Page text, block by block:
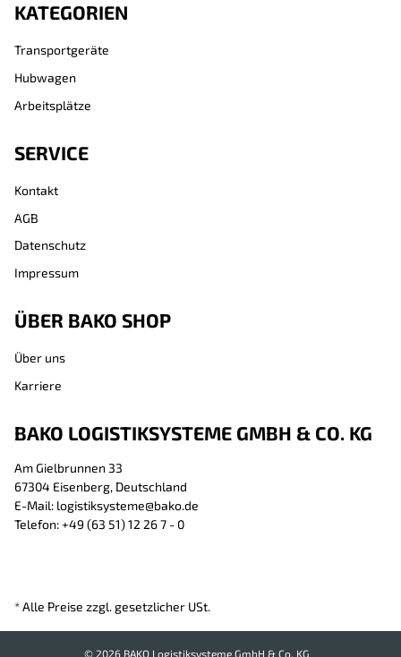
KATEGORIEN
Transportgeräte
Hubwagen
Arbeitsplätze
SERVICE
Kontakt
AGB
Datenschutz
Impressum
ÜBER BAKO SHOP
Über uns
Karriere
BAKO LOGISTIKSYSTEME GMBH & CO. KG
Am Gielbrunnen 33
67304 Eisenberg, Deutschland
E-Mail: logistiksysteme@bako.de
Telefon: +49 (63 51) 12 26 7 - 0
* Alle Preise zzgl. gesetzlicher USt.
© 2026 BAKO Logistiksysteme GmbH & Co. KG